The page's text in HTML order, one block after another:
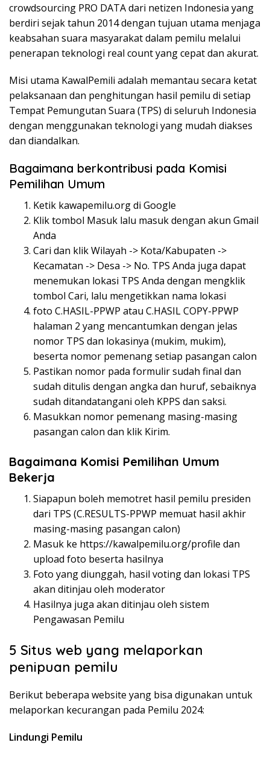
crowdsourcing PRO DATA dari netizen Indonesia yang
berdiri sejak tahun 2014 dengan tujuan utama menjaga
keabsahan suara masyarakat dalam pemilu melalui
penerapan teknologi real count yang cepat dan akurat.
Misi utama KawalPemili adalah memantau secara ketat
pelaksanaan dan penghitungan hasil pemilu di setiap
Tempat Pemungutan Suara (TPS) di seluruh Indonesia
dengan menggunakan teknologi yang mudah diakses
dan diandalkan.
Bagaimana berkontribusi pada Komisi
Pemilihan Umum
Ketik kawapemilu.org di Google
Klik tombol Masuk lalu masuk dengan akun Gmail
Anda
Cari dan klik Wilayah -> Kota/Kabupaten ->
Kecamatan -> Desa -> No. TPS Anda juga dapat
menemukan lokasi TPS Anda dengan mengklik
tombol Cari, lalu mengetikkan nama lokasi
foto C.HASIL-PPWP atau C.HASIL COPY-PPWP
halaman 2 yang mencantumkan dengan jelas
nomor TPS dan lokasinya (mukim, mukim),
beserta nomor pemenang setiap pasangan calon
Pastikan nomor pada formulir sudah final dan
sudah ditulis dengan angka dan huruf, sebaiknya
sudah ditandatangani oleh KPPS dan saksi.
Masukkan nomor pemenang masing-masing
pasangan calon dan klik Kirim.
Bagaimana Komisi Pemilihan Umum
Bekerja
Siapapun boleh memotret hasil pemilu presiden
dari TPS (C.RESULTS-PPWP memuat hasil akhir
masing-masing pasangan calon)
Masuk ke https://kawalpemilu.org/profile dan
upload foto beserta hasilnya
Foto yang diunggah, hasil voting dan lokasi TPS
akan ditinjau oleh moderator
Hasilnya juga akan ditinjau oleh sistem
Pengawasan Pemilu
5 Situs web yang melaporkan
penipuan pemilu
Berikut beberapa website yang bisa digunakan untuk
melaporkan kecurangan pada Pemilu 2024:
Lindungi Pemilu